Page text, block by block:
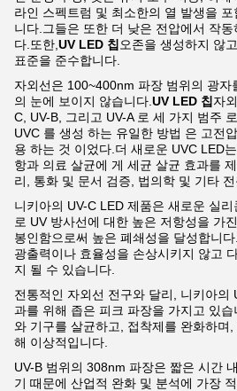
라인 스펙트럼 및 최소한의 열 발생을
니다.그들은 또한 더 낮은 전압에서 작
다.또한, UV LED 칩 오존을 생성하지 않
표준을 준수합니다.
자외선은 100~400nm 파장 범위의 광
의 눈에 보이지 않습니다. UV LED 칩자
C, UV-B, 그리고 UV-A 로 세 가지 범주
UVC 를 생성 하는 유일한 방법 은 고전
용 하는 것 이었다.더 새로운 UVC LED
항과 의료 살균에 게 세균 살균 효과를
리, 통화 및 문서 검증, 법의학 및 기타 전
니키아의 UV-C LED 제품은 새로운 실
로 UV 방사선에 대한 높은 저항성을 가
봉인함으로써 높은 폐쇄성을 달성합니다.
광출력이나 효율성을 손상시키지 않고
지 될 수 있습니다.
전통적인 자외선 전구와 달리, 니키아의
과를 위해 좁은 피크 파장을 가지고 있습
와 기구를 살균하고, 접착제를 완화하며
해 이상적입니다.
UV-B 범위의 308nm 파장은 짧은 시간
기 때문에 산업적 완화 및 분석에 가장